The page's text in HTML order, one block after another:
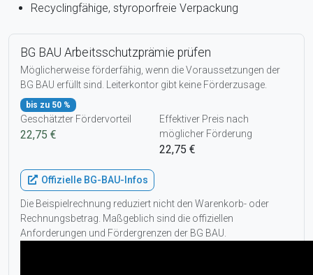
Recyclingfähige, styroporfreie Verpackung
BG BAU Arbeitsschutzprämie prüfen
Möglicherweise förderfähig, wenn die Voraussetzungen der
BG BAU erfüllt sind. Leiterkontor gibt keine Förderzusage.
bis zu 50 %
Geschätzter Fördervorteil
22,75 €
Effektiver Preis nach
möglicher Förderung
22,75 €
Offizielle BG-BAU-Infos
Die Beispielrechnung reduziert nicht den Warenkorb- oder
Rechnungsbetrag. Maßgeblich sind die offiziellen
Anforderungen und Fördergrenzen der BG BAU.